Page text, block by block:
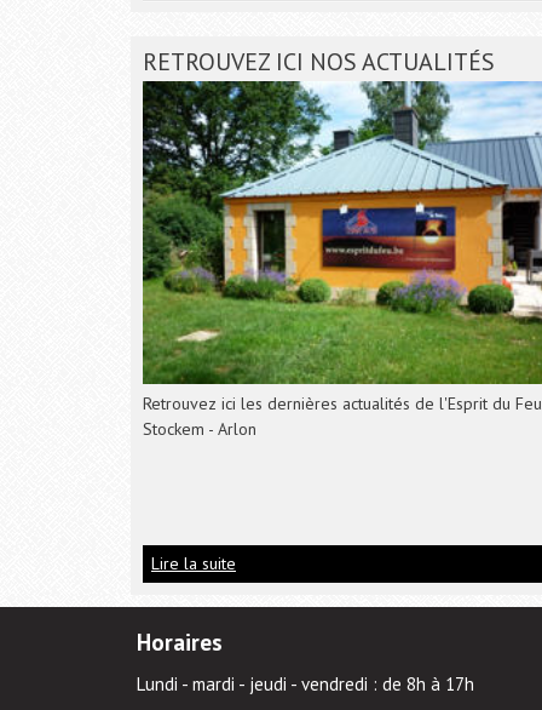
RETROUVEZ ICI NOS ACTUALITÉS
Retrouvez ici les dernières actualités de l'Esprit du
Stockem - Arlon
Lire la suite
Horaires
Lundi - mardi - jeudi - vendredi : de 8h à 17h